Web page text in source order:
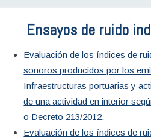
Ensayos de ruido
Evaluación de los índices de
sonoros producidos por los
Infraestructuras portuarias y
de una actividad en interior
o Decreto 213/2012.
Evaluación de los índices de